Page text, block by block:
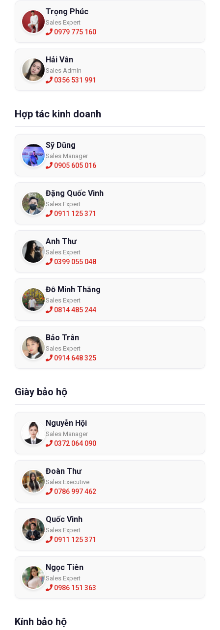
Trọng Phúc
Sales Expert
0979 775 160
Hải Vân
Sales Admin
0356 531 991
Hợp tác kinh doanh
Sỹ Dũng
Sales Manager
0905 605 016
Đặng Quốc Vinh
Sales Expert
0911 125 371
Anh Thư
Sales Expert
0399 055 048
Đỗ Minh Thắng
Sales Expert
0814 485 244
Bảo Trân
Sales Expert
0914 648 325
Giày bảo hộ
Nguyễn Hội
Sales Manager
0372 064 090
Đoàn Thư
Sales Executive
0786 997 462
Quốc Vinh
Sales Expert
0911 125 371
Ngọc Tiên
Sales Expert
0986 151 363
Kính bảo hộ